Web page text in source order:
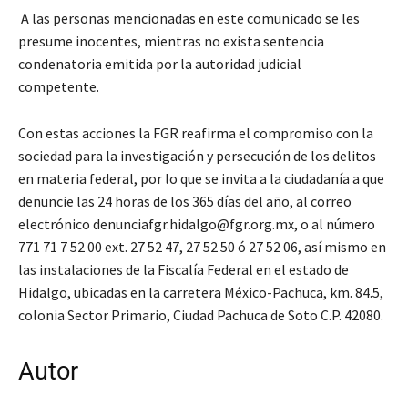
A las personas mencionadas en este comunicado se les
presume inocentes, mientras no exista sentencia
condenatoria emitida por la autoridad judicial
competente.
Con estas acciones la FGR reafirma el compromiso con la
sociedad para la investigación y persecución de los delitos
en materia federal, por lo que se invita a la ciudadanía a que
denuncie las 24 horas de los 365 días del año, al correo
electrónico denunciafgr.hidalgo@fgr.org.mx, o al número
771 71 7 52 00 ext. 27 52 47, 27 52 50 ó 27 52 06, así mismo en
las instalaciones de la Fiscalía Federal en el estado de
Hidalgo, ubicadas en la carretera México-Pachuca, km. 84.5,
colonia Sector Primario, Ciudad Pachuca de Soto C.P. 42080.
Autor